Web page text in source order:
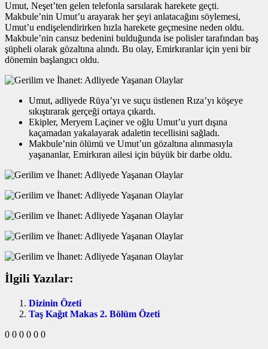
Umut, Neşet’ten gelen telefonla sarsılarak harekete geçti.
Makbule’nin Umut’u arayarak her şeyi anlatacağını söylemesi,
Umut’u endişelendirirken hızla harekete geçmesine neden oldu.
Makbule’nin cansız bedenini bulduğunda ise polisler tarafından baş
şüpheli olarak gözaltına alındı. Bu olay, Emirkıranlar için yeni bir
dönemin başlangıcı oldu.
Umut, adliyede Rüya’yı ve suçu üstlenen Rıza’yı köşeye
sıkıştırarak gerçeği ortaya çıkardı.
Ekipler, Meryem Laçiner ve oğlu Umut’u yurt dışına
kaçamadan yakalayarak adaletin tecellisini sağladı.
Makbule’nin ölümü ve Umut’un gözaltına alınmasıyla
yaşananlar, Emirkıran ailesi için büyük bir darbe oldu.
İlgili Yazılar:
Dizinin Özeti
Taş Kağıt Makas 2. Bölüm Özeti
0 0 0 0 0 0